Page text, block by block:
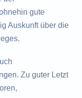
gute
Auskunft über die
Zu guter Letzt